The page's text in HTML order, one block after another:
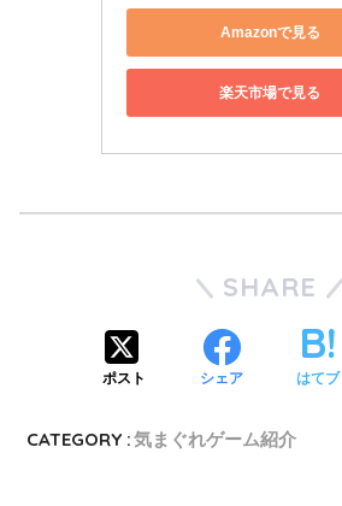
Amazonで見る
楽天市場で見る
SHARE
ポスト シェア はてブ
CATEGORY :気まぐれゲーム紹介